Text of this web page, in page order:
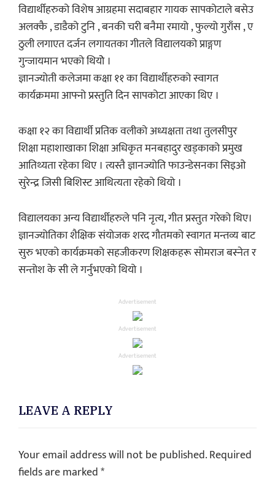
विद्यार्थीहरुको विशेष आग्रहमा सदाबहार गायक सापकोटाले बसेउ
अलक्कै , डाडैको टुनि , बनकी चरी बनैमा रमायो , फुल्यो गुराँस , ए
ठुली लगाएत दर्जन लगायतका गीतले विद्यालयको प्राङ्गण
गुन्जायमान भएको थियोे ।
ज्ञानज्योती कलेजमा कक्षा ११ का विद्यार्थीहरुको स्वागत
कार्यक्रममा आफ्नो प्रस्तुति दिन सापकोटा आएका थिए ।
कक्षा १२ का विद्यार्थी प्रतिक वलीको अध्यक्षता तथा तुलसीपुर
शिक्षा महाशाखाका शिक्षा अधिकृत मनबहादुर खड्काको प्रमुख
आतिथ्यता रहेका थिए । त्यस्तै ज्ञानज्योति फाउन्डेसनका सिइओ
सुरेन्द्र जिसी बिशिस्ट आथित्यता रहेको थियो ।
विद्यालयका अन्य विद्यार्थीहरुले पनि नृत्य, गीत प्रस्तुत गरेको थिए।
ज्ञानज्योतिका शैक्षिक संयोजक शरद गौतमको स्वागत मन्तव्य बाट
सुरु भएको कार्यक्रमको सहजीकरण शिक्षकहरू सोमराज बस्नेत र
सन्तोश के सी ले गर्नुभएको थियो ।
Advertisement
Advertisement
Advertisement
LEAVE A REPLY
Your email address will not be published.Required
fields are marked*